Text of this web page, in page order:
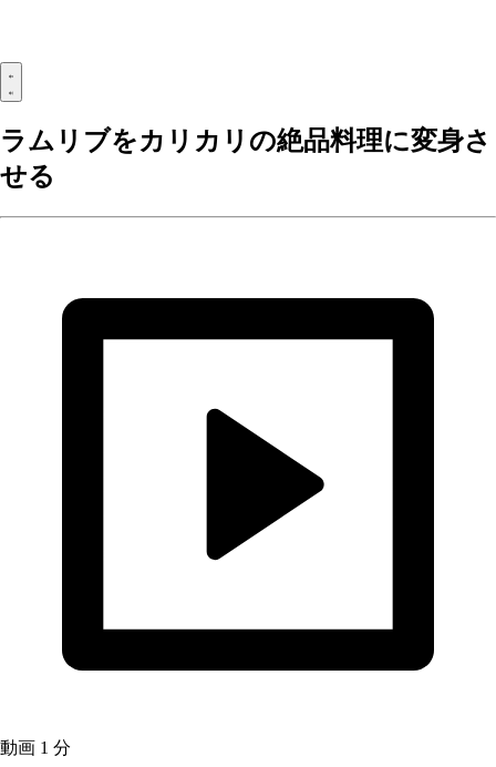
ラムリブをカリカリの絶品料理に変身さ
せる
動画 1 分